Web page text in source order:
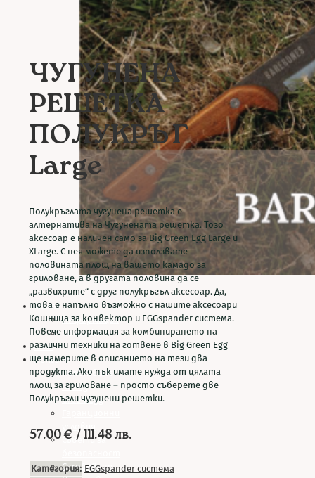
За нас
Информация
Контакти
Блог
Полезно
Използване
на Big
Green Egg
условия
Съвети за
Сглобяване
ЧУГУНЕНА
РЕШЕТКА
ПОЛУКРЪГ
Large
Полукръглата чугунена решетка е
алтернатива на Чугунената решетка. Тозо
аксесоар е наличен само за Big Green Egg Large и
XLarge. С нея можете да използвате
половината площ на вашето камадо за
гриловане, а в другата половина да се
„развихрите“ с друг полукръгъл аксесоар. Да,
това е напълно възможно с нашите аксесоари
Кошница за конвектор и EGGspander система.
Повече информация за комбинирането на
различни техники на готвене в Big Green Egg
ще намерите в описанието на тези два
продукта. Ако пък имате нужда от цялата
площ за гриловане – просто съберете две
Полукръгли чугунени решетки.
57.00€ / 111.48 лв.
Категория: EGGspander система